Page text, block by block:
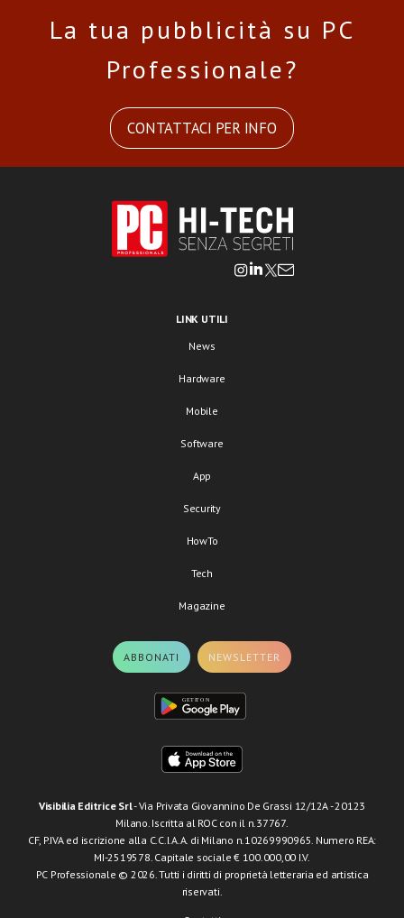
La tua pubblicità su PC
Professionale?
CONTATTACI PER INFO
LINK UTILI
News
Hardware
Mobile
Software
App
Security
HowTo
Tech
Magazine
ABBONATI NEWSLETTER
Visibilia Editrice Srl- Via Privata Giovannino De Grassi 12/12A - 20123
Milano. Iscritta al ROC con il n.37767.
CF, P.IVA ed iscrizione alla C.C.I.A.A. di Milano n.10269990965. Numero REA:
MI-2519578. Capitale sociale € 100.000,00 I.V.
PC Professionale © 2026. Tutti i diritti di proprietà letteraria ed artistica
riservati.